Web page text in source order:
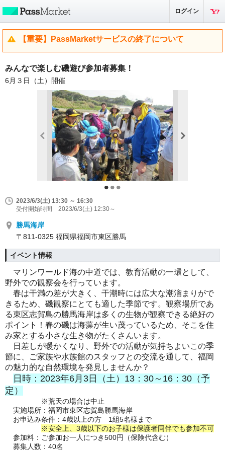
ログイン
【重要】PassMarketサービスの終了について
みんなで楽しむ磯遊び参加者募集！
6月３日（土）開催
2023/6/3(土) 13:30 ～ 16:30
受付開始時間 2023/6/3(土) 12:30～
勝馬海岸
〒811-0325 福岡県福岡市東区勝馬
イベント情報
マリンワールド海の中道では、教育活動の一環として、
野外での観察会を行っています。
春は干満の差が大きく、干潮時には広大な潮溜まりがで
きるため、磯観察にとても適した季節です。 観察場所であ
る東区志賀島の勝馬海岸は多くの生物が観察できる絶好の
ポイント！ 春の磯は海藻が生い茂っているため、そこを住
み家とする小さな生き物がたくさんいます。
日差しが暖かくなり、野外での活動が気持ちよいこの季
節に、ご家族や水族館のスタッフとの交流を通して、福岡
の魅力的な自然環境を発見しませんか？
日時：2023年6月3日（土）13：30～16：30（予
定）
※荒天の場合は中止
実施場所：福岡市東区志賀島勝馬海岸
お申込み条件：4歳以上の方 1組5名様まで
※安全上、3歳以下のお子様は保護者同伴でも参加不可
参加料：ご参加お一人につき500円（保険代含む）
募集人数：40名